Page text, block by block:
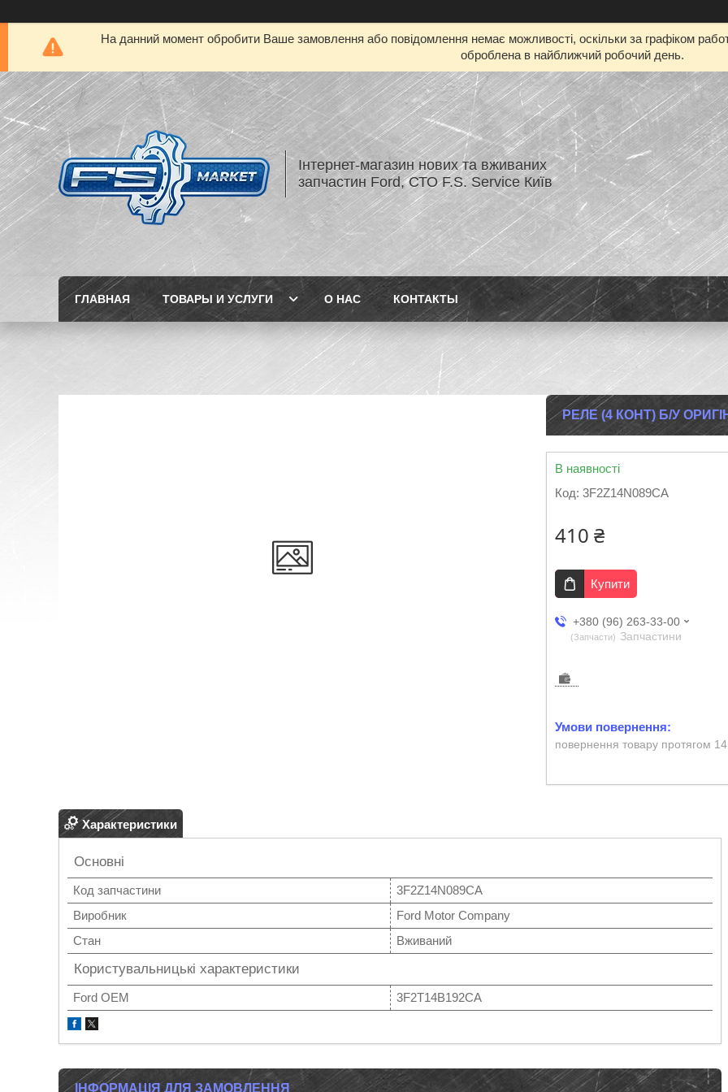
На данний момент обробити Ваше замовлення або повідомлення немає можливості, оскільки за графіком
оброблена в найближчий робочий день.
Інтернет-магазин нових та вживаних
запчастин Ford, СТО F.S. Service Київ
ГЛАВНАЯ ТОВАРЫ И УСЛУГИ О НАС КОНТАКТЫ
РЕЛЕ (4 КОНТ) Б/У
В наявності
Код: 3F2Z14N089CA
410 ₴
Купити
+380 (96) 263-33-00
Запчасти Запчастини
повернення товару протягом
Характеристики
Основні
Код запчастини
3F2Z14N089CA
Виробник
Ford Motor Company
Стан
Вживаний
Користувальницькі характеристики
Ford OEM 3F2T14B192CA
ІНФОРМАЦІЯ ДЛЯ ЗАМОВЛЕННЯ